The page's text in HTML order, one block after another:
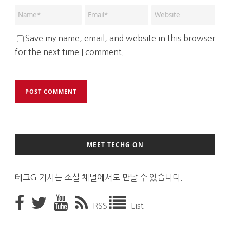
Save my name, email, and website in this browser
for the next time I comment.
MEET TECHG ON
테크G 기사는 소셜 채널에서도 만날 수 있습니다.
RSS List